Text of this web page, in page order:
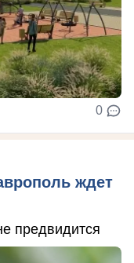
0
ждет
предвидится